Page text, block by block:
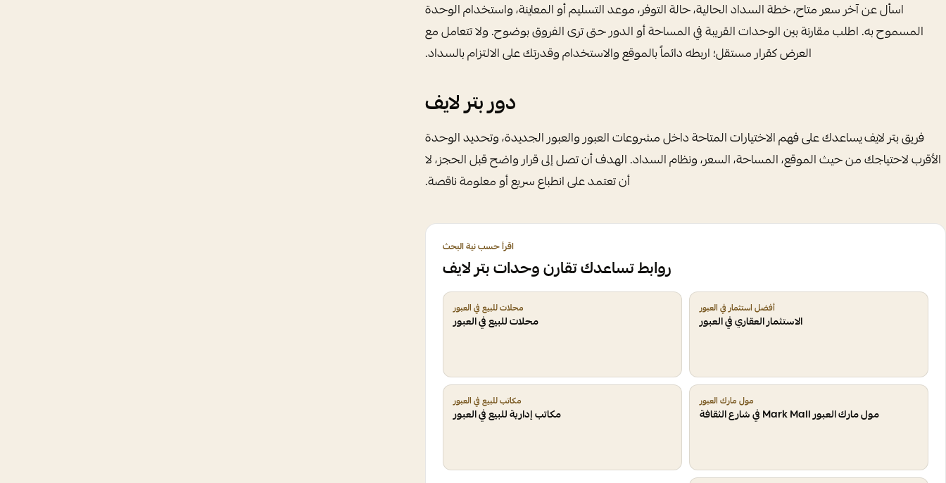
اسأل عن آخر سعر متاح، خطة السداد الحالية، حالة التوفر، موعد التسليم أو المعاينة، واستخدام الوحدة
المسموح به. اطلب مقارنة بين الوحدات القريبة في المساحة أو الدور حتى ترى الفروق بوضوح. ولا تتعامل مع
العرض كقرار مستقل؛ اربطه دائماً بالموقع والاستخدام وقدرتك على الالتزام بالسداد.
دور بتر لايف
فريق بتر لايف يساعدك على فهم الاختيارات المتاحة داخل مشروعات العبور والعبور الجديدة، وتحديد الوحدة
الأقرب لاحتياجك من حيث الموقع، المساحة، السعر، ونظام السداد. الهدف أن تصل إلى قرار واضح قبل الحجز، لا
أن تعتمد على انطباع سريع أو معلومة ناقصة.
اقرأ حسب نية البحث
روابط تساعدك تقارن وحدات بتر لايف
أفضل استثمار في العبور
الاستثمار العقاري في العبور
محلات للبيع في العبور
محلات للبيع في العبور
مول مارك العبور
مول مارك العبور Mark Mall في شارع الثقافة
مكاتب للبيع في العبور
مكاتب إدارية للبيع في العبور